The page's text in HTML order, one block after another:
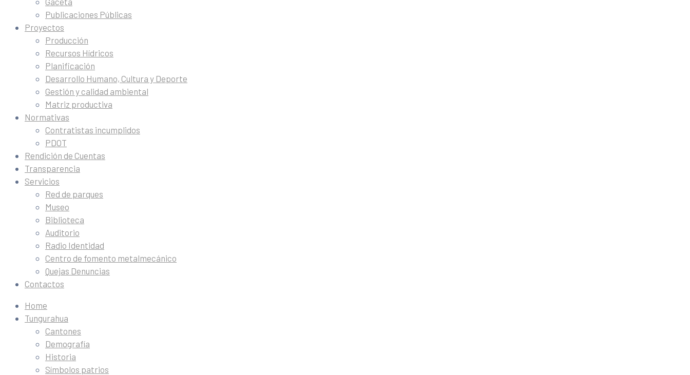
Publicaciones Públicas
Proyectos
Producción
Recursos Hídricos
Planificación
Desarrollo Humano, Cultura y Deporte
Gestión y calidad ambiental
Matriz productiva
Normativas
Contratistas incumplidos
PDOT
Rendición de Cuentas
Transparencia
Servicios
Red de parques
Museo
Biblioteca
Auditorio
Radio Identidad
Centro de fomento metalmecánico
Quejas Denuncias
Contactos
Home
Tungurahua
Cantones
Demografía
Historia
Símbolos patrios